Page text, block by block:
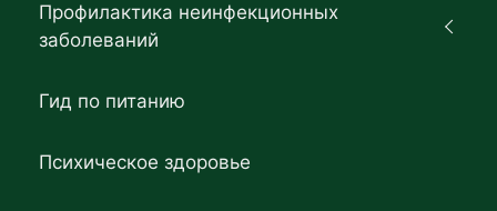
Профилактика неинфекционных
заболеваний
Гид по питанию
Психическое здоровье